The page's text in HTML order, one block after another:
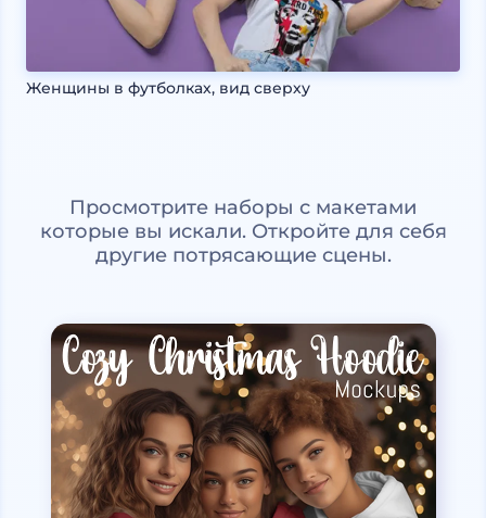
Женщины в футболках, вид сверху
Просмотрите наборы с макетами
которые вы искали. Откройте для себя
другие потрясающие сцены.